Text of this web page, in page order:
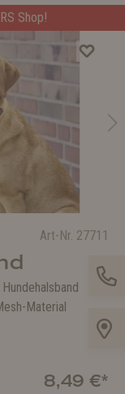
Shop!
Art-Nr. 27711
Material
8,49 €*